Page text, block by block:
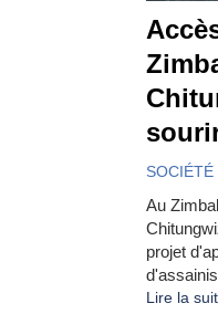
SOCIÉTÉ
Au
projet
Lire la